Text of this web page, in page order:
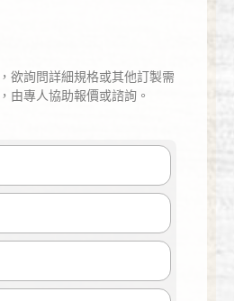
欲詢問詳細規格或其他訂製需
由專人協助報價或諮詢。